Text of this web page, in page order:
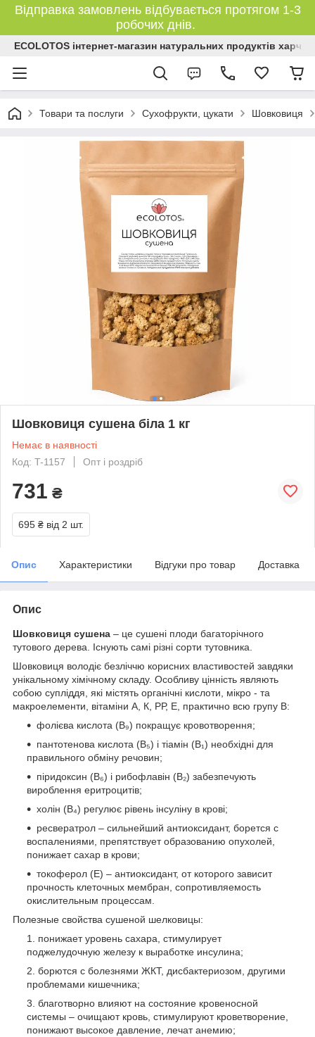
Відправка замовлень відбувається протягом 1-3
робочих днів.
ECOLOTOS інтернет-магазин натуральних продуктів
Товари та послуги Сухофрукти, цукати Шовковиця
Шовковиця сушена біла 1 кг
Немає в наявності
Код: T-1157
Опт і роздріб
731 ₴
695 ₴ від 2 шт.
Опис Характеристики Відгуки про товар Доставка
Опис
Шовковиця сушена – це сушені плоди багаторічного
тутового дерева. Існують самі різні сорти тутовника.
Шовковиця володіє безліччю корисних властивостей завдяки
унікальному хімічному складу. Особливу цінність являють
собою супліддя, які містять органічні кислоти, мікро - та
макроелементи, вітаміни А, К, РР, Е, практично всю групу В:
фолієва кислота (В₉) покращує кровотворення;
пантотенова кислота (В₅) і тіамін (В₁) необхідні для
правильного обміну речовин;
піридоксин (В₆) і рибофлавін (В₂) забезпечують
вироблення еритроцитів;
холін (В₄) регулює рівень інсуліну в крові;
ресвератрол – сильнейший антиоксидант, борется с
воспалениями, препятствует образованию опухолей,
понижает сахар в крови;
токоферол (Е) – антиоксидант, от которого зависит
прочность клеточных мембран, сопротивляемость
окислительным процессам.
Полезные свойства сушеной шелковицы:
понижает уровень сахара, стимулирует
поджелудочную железу к выработке инсулина;
борются с болезнями ЖКТ, дисбактериозом, другими
проблемами кишечника;
благотворно влияют на состояние кровеносной
системы – очищают кровь, стимулируют кроветворение,
понижают высокое давление, лечат анемию;